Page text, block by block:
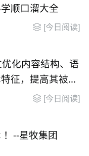
学顺口溜大全
[今日阅读]
化内容结构、语
征，提高其被大
[今日阅读]
！--星牧集团